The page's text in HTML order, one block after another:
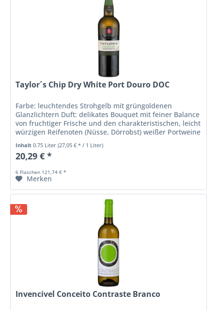
Taylor´s Chip Dry White Port Douro DOC
Farbe: leuchtendes Strohgelb mit grüngoldenen
Glanzlichtern Duft: delikates Bouquet mit feiner Balance
von fruchtiger Frische und den charakteristischen, leicht
würzigen Reifenoten (Nüsse, Dörrobst) weißer Portweine
Inhalt0.75 Liter(27,05 € * / 1 Liter)
20,29 € *
6 Flaschen 121,74 € *
Merken
Invencivel Conceito Contraste Branco